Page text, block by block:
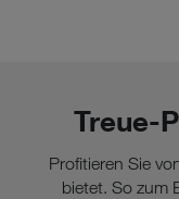
Treue-
Profitieren Sie
bietet. So zum